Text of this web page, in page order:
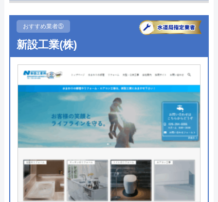
日曜・祝日
●累計実績
ALTECがおすすめの理由
ALTECは安曇野市を中心とした対象エリアで水回り
の困りごとに対応している水道局指定工事店です。
蛇口の水漏れやトイレのつまりなどの小さな修理か
ら漏水する水道管の修理、お風呂のリフォームとい
った大きな工事まで迅速丁寧に対応してもらえま
市から地下漏水のお知らせがきたときも、ALTECは
指定事業者なので対応可能です。漏水減免の手続き
おすすめ業者⑤
新設工業(株)